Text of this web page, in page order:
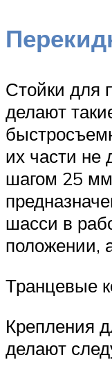
Стойки для
делают
их части не
шагом 25
шасси в
положении,
Транцевые
Крепления
делают